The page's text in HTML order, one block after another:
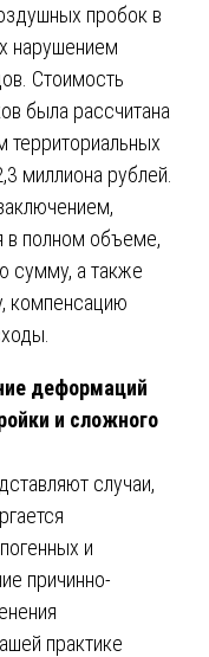
пробок в
нарушением
Стоимость
была рассчитана
миллиона рублей.
в полном объеме,
сумму, а также
компенсацию
деформаций
и сложного
случаи,
и
причинно-
практике